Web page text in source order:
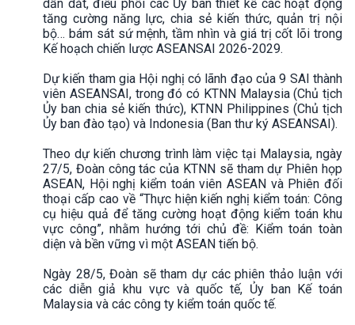
dẫn dắt, điều phối các Ủy ban thiết kế các hoạt động
tăng cường năng lực, chia sẻ kiến thức, quản trị nội
bộ… bám sát sứ mệnh, tầm nhìn và giá trị cốt lõi trong
Kế hoạch chiến lược ASEANSAI 2026-2029.
Dự kiến tham gia Hội nghị có lãnh đạo của 9 SAI thành
viên ASEANSAI, trong đó có KTNN Malaysia (Chủ tịch
Ủy ban chia sẻ kiến thức), KTNN Philippines (Chủ tịch
Ủy ban đào tạo) và Indonesia (Ban thư ký ASEANSAI).
Theo dự kiến chương trình làm việc tại Malaysia, ngày
27/5, Đoàn công tác của KTNN sẽ tham dự Phiên họp
ASEAN, Hội nghị kiểm toán viên ASEAN và Phiên đối
thoại cấp cao về “Thực hiện kiến nghị kiểm toán: Công
cụ hiệu quả để tăng cường hoạt động kiểm toán khu
vực công”, nhằm hướng tới chủ đề: Kiểm toán toàn
diện và bền vững vì một ASEAN tiến bộ.
Ngày 28/5, Đoàn sẽ tham dự các phiên thảo luận với
các diễn giả khu vực và quốc tế, Ủy ban Kế toán
Malaysia và các công ty kiểm toán quốc tế.